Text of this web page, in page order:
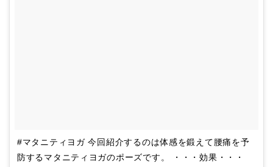
#マタニティヨガ 今回紹介するのは体感を鍛えて腰痛を予
防するマタニティヨガのポーズです。 ・・・効果・・・